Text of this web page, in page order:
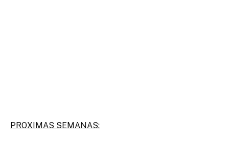
PROXIMAS SEMANAS: